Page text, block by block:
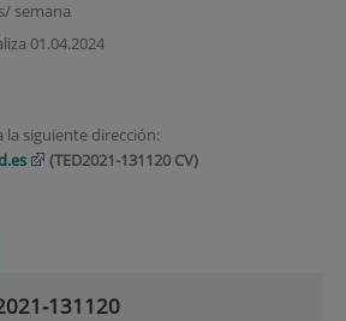
semana
01.04.2024
la siguiente dirección:
(TED2021-131120 CV)
131120